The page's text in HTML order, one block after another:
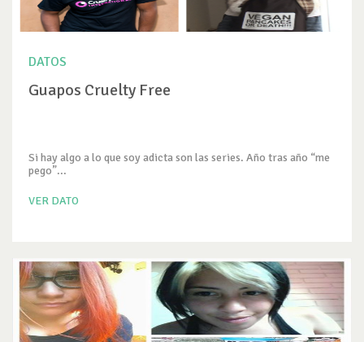
DATOS
Guapos Cruelty Free
Si hay algo a lo que soy adicta son las series. Año tras año “me
pego”...
VER DATO